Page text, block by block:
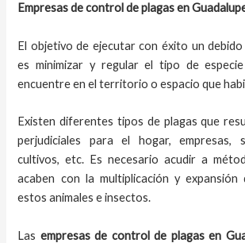
Empresas de control de plagas en
El objetivo de ejecutar con éxito un
es minimizar y regular el tipo de
encuentre en el territorio o espacio que
Existen diferentes tipos de plagas que
perjudiciales para el hogar, empresas,
cultivos, etc. Es necesario acudir a
acaben con la multiplicación y expansión
estos animales e insectos.
Las empresas de control de plagasen